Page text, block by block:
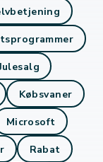
Købsvaner
Microsoft
Rabat